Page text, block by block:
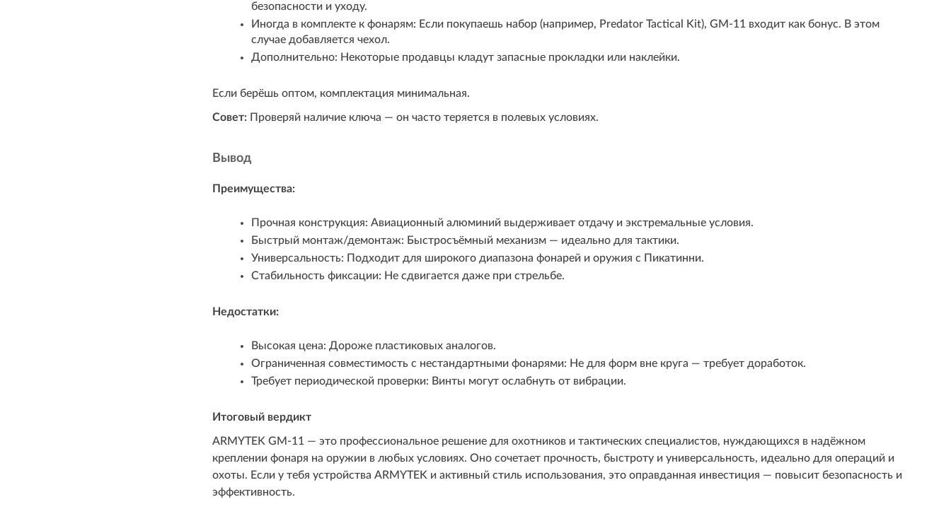
безопасности и уходу.
Иногда в комплекте к фонарям: Если покупаешь набор (например, Predator Tactical Kit), GM-11 входит как бонус. В этом
случае добавляется чехол.
Дополнительно: Некоторые продавцы кладут запасные прокладки или наклейки.
Если берёшь оптом, комплектация минимальная.
Совет: Проверяй наличие ключа — он часто теряется в полевых условиях.
Вывод
Преимущества:
Прочная конструкция: Авиационный алюминий выдерживает отдачу и экстремальные условия.
Быстрый монтаж/демонтаж: Быстросъёмный механизм — идеально для тактики.
Универсальность: Подходит для широкого диапазона фонарей и оружия с Пикатинни.
Стабильность фиксации: Не сдвигается даже при стрельбе.
Недостатки:
Высокая цена: Дороже пластиковых аналогов.
Ограниченная совместимость с нестандартными фонарями: Не для форм вне круга — требует доработок.
Требует периодической проверки: Винты могут ослабнуть от вибрации.
Итоговый вердикт
ARMYTEK GM-11 — это профессиональное решение для охотников и тактических специалистов, нуждающихся в надёжном
креплении фонаря на оружии в любых условиях. Оно сочетает прочность, быстроту и универсальность, идеально для операций и
охоты. Если у тебя устройства ARMYTEK и активный стиль использования, это оправданная инвестиция — повысит безопасность и
эффективность.